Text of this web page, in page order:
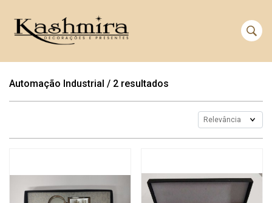
Automação Industrial / 2 resultados